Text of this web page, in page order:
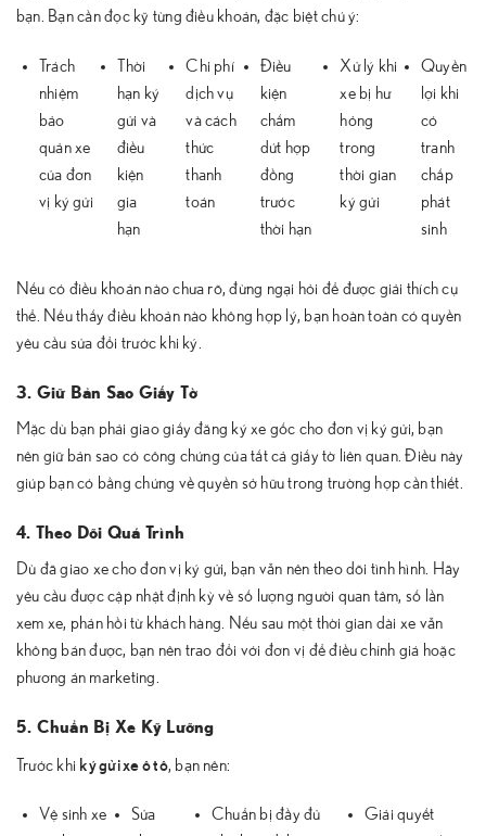
bạn. Bạn cần đọc kỹ từng điều khoản, đặc biệt chú ý:
Trách
nhiệm
bảo
quản xe
của đơn
vị ký gửi
Thời
hạn ký
gửi và
điều
kiện
gia
hạn
Chi phí
dịch vụ
và cách
thức
thanh
toán
Điều
kiện
chấm
dứt hợp
đồng
trước
thời hạn
Xử lý khi
xe bị hư
hỏng
trong
thời gian
ký gửi
Quyền
lợi khi
có
tranh
chấp
phát
sinh
Nếu có điều khoản nào chưa rõ, đừng ngại hỏi để được giải thích cụ
thể. Nếu thấy điều khoản nào không hợp lý, bạn hoàn toàn có quyền
yêu cầu sửa đổi trước khi ký.
3. Giữ Bản Sao Giấy Tờ
Mặc dù bạn phải giao giấy đăng ký xe gốc cho đơn vị ký gửi, bạn
nên giữ bản sao có công chứng của tất cả giấy tờ liên quan. Điều này
giúp bạn có bằng chứng về quyền sở hữu trong trường hợp cần thiết.
4. Theo Dõi Quá Trình
Dù đã giao xe cho đơn vị ký gửi, bạn vẫn nên theo dõi tình hình. Hãy
yêu cầu được cập nhật định kỳ về số lượng người quan tâm, số lần
xem xe, phản hồi từ khách hàng. Nếu sau một thời gian dài xe vẫn
không bán được, bạn nên trao đổi với đơn vị để điều chỉnh giá hoặc
phương án marketing.
5. Chuẩn Bị Xe Kỹ Lưỡng
Trước khi ký gửi xe ô tô, bạn nên:
Vệ sinh xe
Sửa
Chuẩn bị đầy đủ
Giải quyết